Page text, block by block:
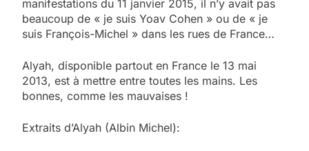
manifestations du 11 janvier 2015, il n’y avait pas
beaucoup de « je suis Yoav Cohen » ou de « je
suis François-Michel » dans les rues de France…
Alyah, disponible partout en France le 13 mai
2013, est à mettre entre toutes les mains. Les
bonnes, comme les mauvaises !
Extraits d’Alyah (Albin Michel):